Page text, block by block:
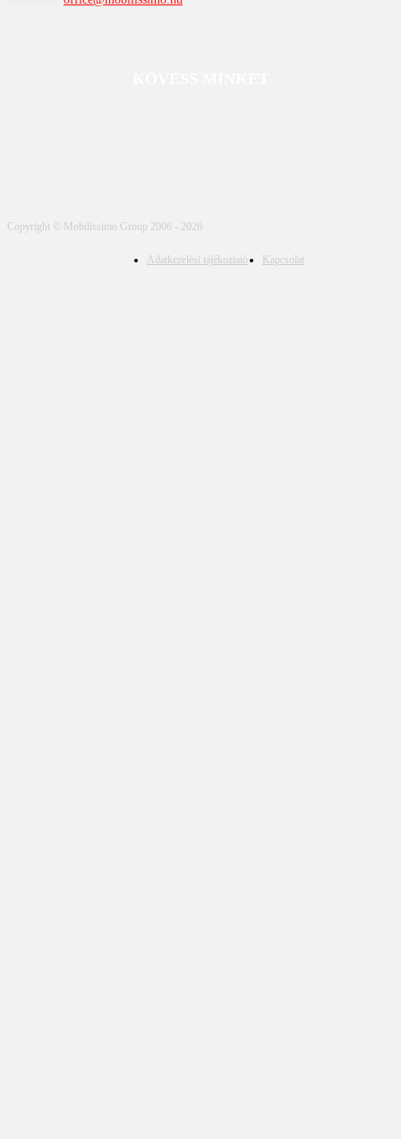
Copyright © Mobilissimo Group 2006 - 2026
Adatkezelési tájékoztató Kapcsolat